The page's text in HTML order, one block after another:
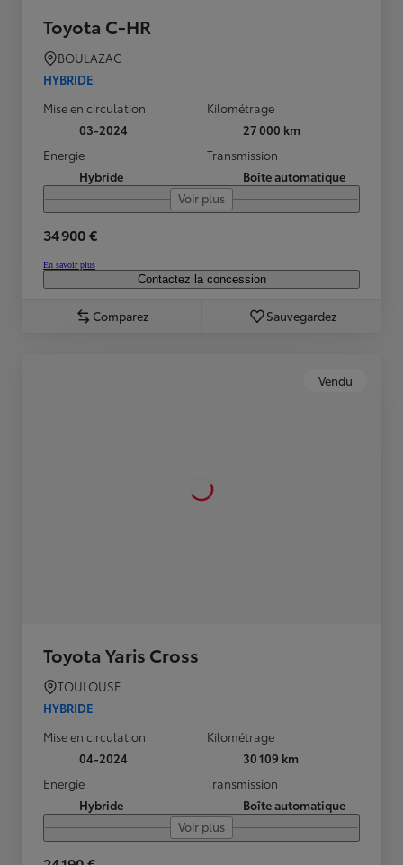
Toyota C-HR
BOULAZAC
HYBRIDE
Mise en circulation
03-2024
Kilométrage
27 000 km
Energie
Hybride
Transmission
Boîte automatique
Voir plus
34 900 €
En savoir plus
Contactez la concession
Comparez Sauvegardez
Vendu
Toyota Yaris Cross
TOULOUSE
HYBRIDE
Mise en circulation
04-2024
Kilométrage
30 109 km
Energie
Hybride
Transmission
Boîte automatique
Voir plus